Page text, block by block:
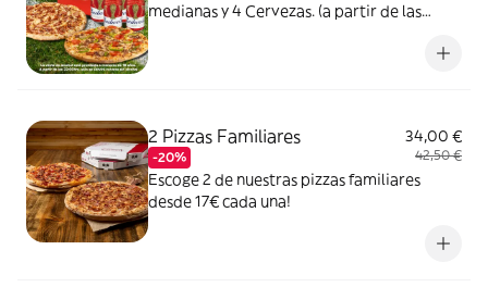
medianas y 4 Cervezas. (a partir de las
2 Pizzas Familiares
-20%
34,00 €
42,50 €
Escoge 2 de nuestras pizzas familiares
desde 17€ cada una!